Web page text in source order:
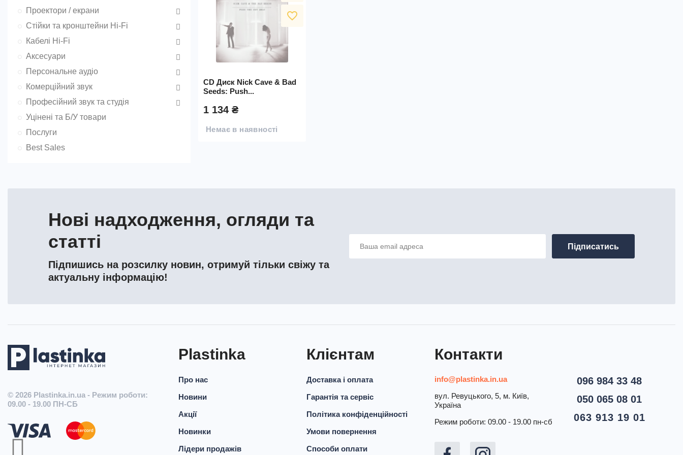
favorite_border
CD Диск Nick Cave & Bad
Seeds: Push...
1 134 ₴
Немає в наявності
Проектори / екрани
Стійки та кронштейни Hi-Fi
Кабелі Hi-Fi
Аксесуари
Персональне аудіо
Комерційний звук
Професійний звук та студія
Уцінені та Б/У товари
Послуги
Best Sales
Нові надходження, огляди та
статті
Підпишись на розсилку новин, отримуй тільки свіжу та
актуальну інформацію!
© 2026 Plastinka.in.ua - Режим роботи:
09.00 - 19.00 ПН-СБ
Plastinka
Про нас
Новини
Акції
Новинки
Лідери продажів
Клієнтам
Доставка і оплата
Гарантія та сервіс
Політика конфіденційності
Умови повернення
Способи оплати
Контакти
info@plastinka.in.ua
вул. Ревуцького, 5, м. Київ,
Україна
Режим роботи: 09.00 - 19.00 пн-сб
096 984 33 48
050 065 08 01
063 913 19 01